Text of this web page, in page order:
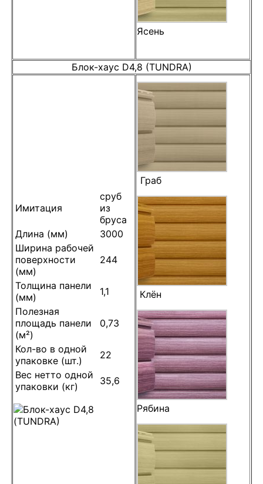
Ясень
Блок-хаус D4,8 (TUNDRA)
Имитация
сруб
из
бруса
Длина (мм)
3000
Ширина рабочей
поверхности
(мм)
244
Толщина панели
(мм)
1,1
Полезная
площадь панели
(м²)
0,73
Кол-во в одной
упаковке (шт.)
22
Вес нетто одной
упаковки (кг)
35,6
Граб
Клён
Рябина